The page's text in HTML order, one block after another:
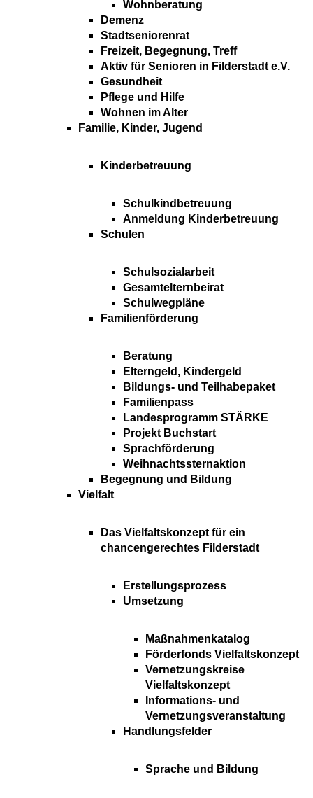
Wohnberatung
Demenz
Stadtseniorenrat
Freizeit, Begegnung, Treff
Aktiv für Senioren in Filderstadt e.V.
Gesundheit
Pflege und Hilfe
Wohnen im Alter
Familie, Kinder, Jugend
Kinderbetreuung
Schulkindbetreuung
Anmeldung Kinderbetreuung
Schulen
Schulsozialarbeit
Gesamtelternbeirat
Schulwegpläne
Familienförderung
Beratung
Elterngeld, Kindergeld
Bildungs- und Teilhabepaket
Familienpass
Landesprogramm STÄRKE
Projekt Buchstart
Sprachförderung
Weihnachtssternaktion
Begegnung und Bildung
Vielfalt
Das Vielfaltskonzept für ein
chancengerechtes Filderstadt
Erstellungsprozess
Umsetzung
Maßnahmenkatalog
Förderfonds Vielfaltskonzept
Vernetzungskreise
Vielfaltskonzept
Informations- und
Vernetzungsveranstaltung
Handlungsfelder
Sprache und Bildung